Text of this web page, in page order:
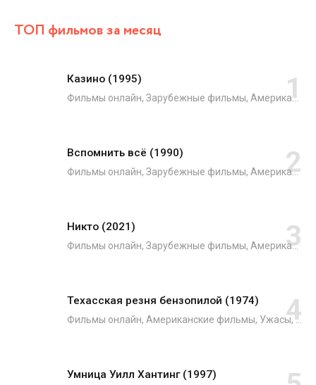
ТОП фильмов за месяц
Казино (1995)
Фильмы онлайн, Зарубежные фильмы, Американские фильмы, Французские фильмы, Драмы, Криминал
Вспомнить всё (1990)
Фильмы онлайн, Зарубежные фильмы, Американские фильмы, Боевики, Триллеры, Фантастика
Никто (2021)
Фильмы онлайн, Зарубежные фильмы, Американские фильмы, Японские фильмы, Боевики, Криминал, Триллеры, Фильмы 2021
Техасская резня бензопилой (1974)
Фильмы онлайн, Американские фильмы, Ужасы, Зарубежные фильмы
Умница Уилл Хантинг (1997)